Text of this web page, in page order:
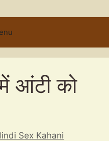
आंटी को
Sex Kahani